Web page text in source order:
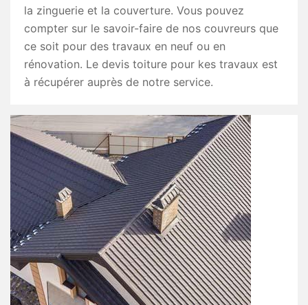
la zinguerie et la couverture. Vous pouvez
compter sur le savoir-faire de nos couvreurs que
ce soit pour des travaux en neuf ou en
rénovation. Le devis toiture pour kes travaux est
à récupérer auprès de notre service.